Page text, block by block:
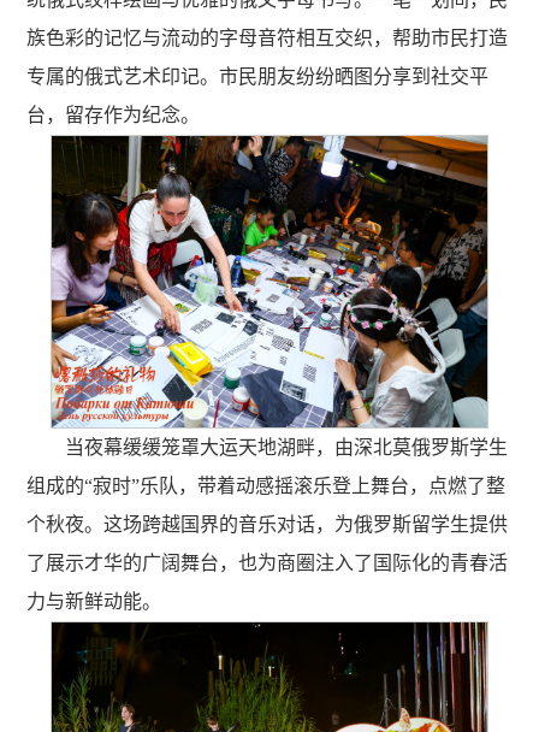
族色彩的记忆与流动的字母音符相互交织，帮助市民打造
专属的俄式艺术印记。市民朋友纷纷晒图分享到社交平
台，留存作为纪念。
当夜幕缓缓笼罩大运天地湖畔，由深北莫俄罗斯学生
组成的“寂时”乐队，带着动感摇滚乐登上舞台，点燃了整
个秋夜。这场跨越国界的音乐对话，为俄罗斯留学生提供
了展示才华的广阔舞台，也为商圈注入了国际化的青春活
力与新鲜动能。